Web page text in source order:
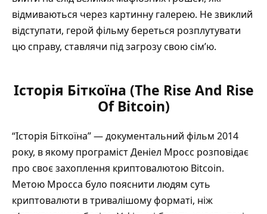
відмиваються через картинну галерею. Не звиклий
відступати, герой фільму береться розплутувати
цю справу, ставлячи під загрозу свою сім’ю.
Історія Біткоїна (The Rise And Rise
Of Bitcoin)
“Історія Біткоїна” — документальний фільм 2014
року, в якому програміст Деніел Мросс розповідає
про своє захоплення криптовалютою Bitcoin.
Метою Мросса було пояснити людям суть
криптовалюти в тривалішому форматі, ніж